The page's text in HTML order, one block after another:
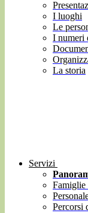
I luoghi
Le
I numeri
La storia
Servizi
Famiglie
Percorsi